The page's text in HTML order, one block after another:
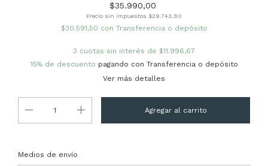
$35.990,00
Precio sin impuestos $29.743,80
$30.591,50 con Transferencia o depósito
3 cuotas sin interés de $11.996,67
15% de descuento pagando con Transferencia o depósito
Ver más detalles
Entregas para el CP:
Medios de envío